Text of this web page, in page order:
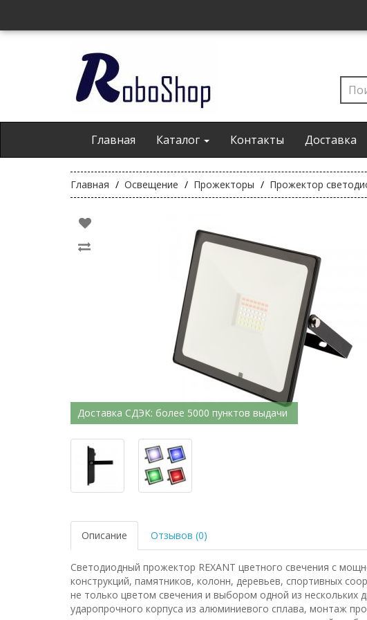
Главная Каталог Контакты Доставка
Главная Освещение Прожекторы Прожектор
Доставка СДЭК: более 5000 пунктов выдачи
Описание Отзывов (0)
Светодиодный прожектор REXANT цветного свечения с
конструкций, памятников, колонн, деревьев, спортивных
не только цветом свечения и выбором одной из
ударопрочного корпуса из алюминиевого сплава, монтаж